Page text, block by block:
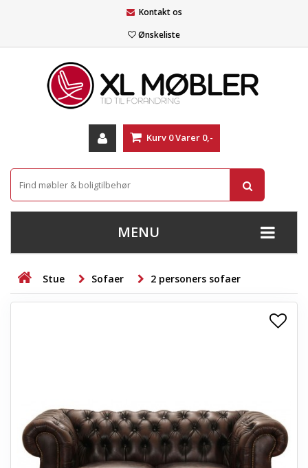
Kontakt os
Ønskeliste
Kurv 0Varer 0,-
MENU
+
STUE
+
+
TÆPPER
+
LAMPER
Stue Sofaer 2 personers sofaer